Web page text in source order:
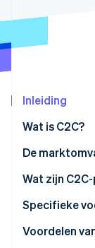
CO₂-
Inleiding
Wat is C2C?
Hoe ze
De
Wat zijn
Specifieke
Mercari
Voordelen